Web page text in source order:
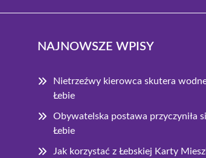
NAJNOWSZE WPISY
Nietrzeźwy kierowca skutera
Łebie
Obywatelska postawa przyczyniła
Łebie
Jak korzystać z Łebskiej Karty